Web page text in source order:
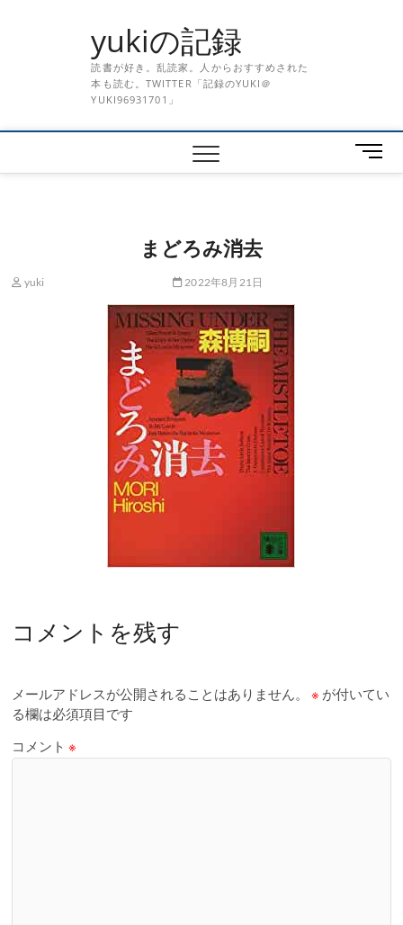
yukiの記録
読書が好き。乱読家。人からおすすめされた
本も読む。TWITTER「記録のYUKI＠
YUKI96931701」
メ
ニ
まどろみ消去
yuki 2022年8月21日
コメントを残す
メールアドレスが公開されることはありません。 ※ が付いてい
る欄は必須項目です
コメント※